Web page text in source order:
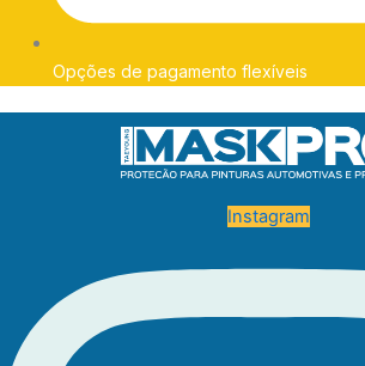
Opções de pagamento flexíveis
Instagram